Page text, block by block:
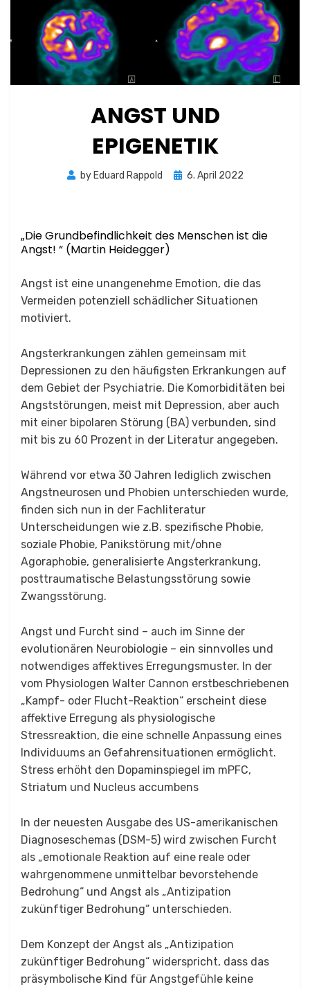
ANGST UND
EPIGENETIK
byEduard Rappold
Posted
6. April 2022
„Die Grundbefindlichkeit des Menschen ist die
Angst! “ (Martin Heidegger)
Angst ist eine unangenehme Emotion, die das
Vermeiden potenziell schädlicher Situationen
motiviert.
Angsterkrankungen zählen gemeinsam mit
Depressionen zu den häufigsten Erkrankungen auf
dem Gebiet der Psychiatrie. Die Komorbiditäten bei
Angststörungen, meist mit Depression, aber auch
mit einer bipolaren Störung (BA) verbunden, sind
mit bis zu 60 Prozent in der Literatur angegeben.
Während vor etwa 30 Jahren lediglich zwischen
Angstneurosen und Phobien unterschieden wurde,
finden sich nun in der Fachliteratur
Unterscheidungen wie z.B. spezifische Phobie,
soziale Phobie, Panikstörung mit/ohne
Agoraphobie, generalisierte Angsterkrankung,
posttraumatische Belastungsstörung sowie
Zwangsstörung.
Angst und Furcht sind – auch im Sinne der
evolutionären Neurobiologie – ein sinnvolles und
notwendiges affektives Erregungsmuster. In der
vom Physiologen Walter Cannon erstbeschriebenen
„Kampf- oder Flucht-Reaktion“ erscheint diese
affektive Erregung als physiologische
Stressreaktion, die eine schnelle Anpassung eines
Individuums an Gefahrensituationen ermöglicht.
Stress erhöht den Dopaminspiegel im mPFC,
Striatum und Nucleus accumbens
In der neuesten Ausgabe des US-amerikanischen
Diagnoseschemas (DSM-5) wird zwischen Furcht
als „emotionale Reaktion auf eine reale oder
wahrgenommene unmittelbar bevorstehende
Bedrohung“ und Angst als „Antizipation
zukünftiger Bedrohung“ unterschieden.
Dem Konzept der Angst als „Antizipation
zukünftiger Bedrohung“ widerspricht, dass das
präsymbolische Kind für Angstgefühle keine